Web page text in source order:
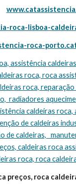
roca-lisboa-
roca-
roca, roca
roca,
radiadores
caldeiras
de caldeiras
caldeiras,
caldeiras roca
roca, roca
preços, roca